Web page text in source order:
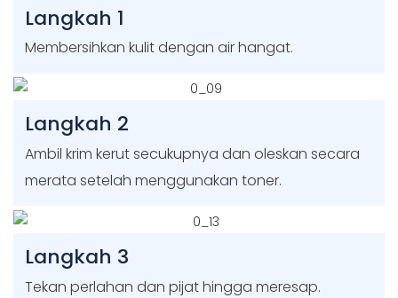
Langkah 1
Membersihkan kulit dengan air hangat.
Langkah 2
Ambil krim kerut secukupnya dan oleskan secara
merata setelah menggunakan toner.
Langkah 3
Tekan perlahan dan pijat hingga meresap.